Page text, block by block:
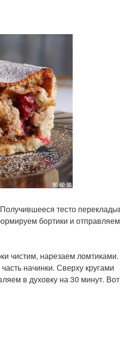
тесто
бортики и
чистим, нарезаем ломтиками.
начинки. Сверху кругами
в духовку на 30 минут.